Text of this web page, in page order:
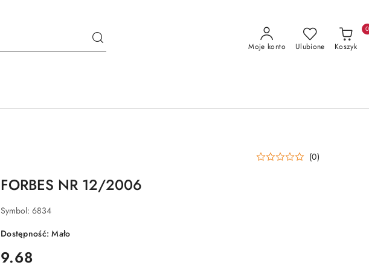
Moje konto Ulubione Koszyk
0
(0)
FORBES NR 12/2006
Symbol: 6834
Dostępność:Mało
cena:
9.68